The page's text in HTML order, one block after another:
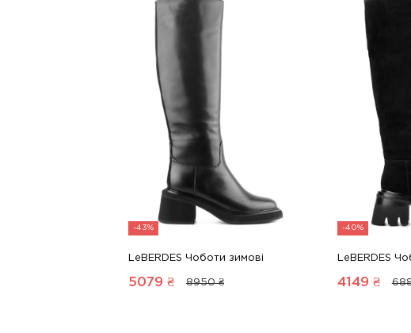
-43%
LeBERDES Чоботи зимові
5079 ₴ 8950 ₴
-40%
LeBERDES
4149 ₴